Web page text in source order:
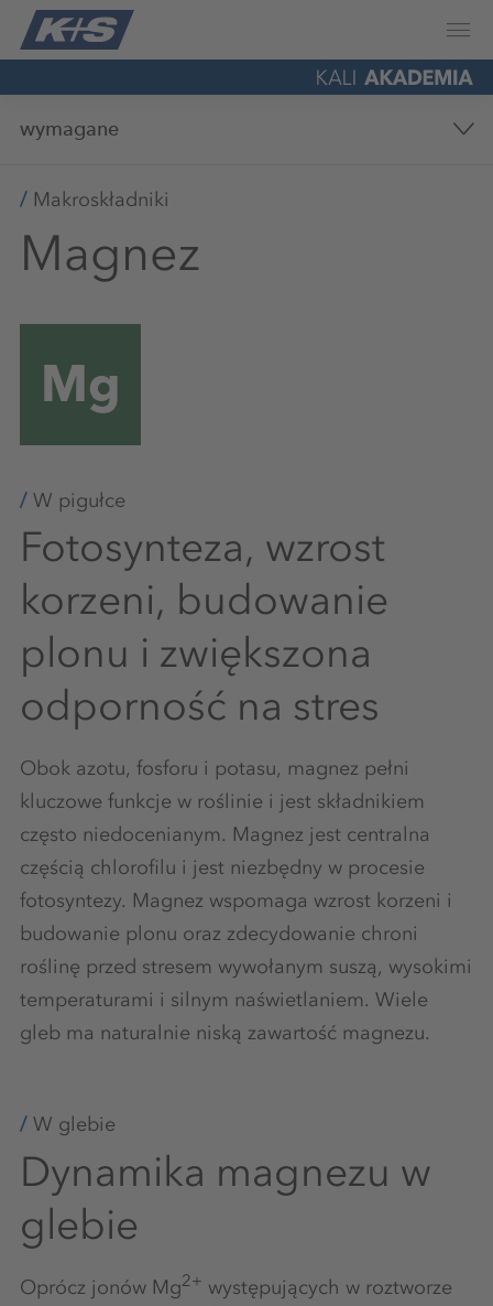
Makroskładniki
Magnez
Mg
wymagane
W pigułce
Fotosynteza, wzrost
korzeni, budowanie
plonu i zwiększona
odporność na stres
Obok azotu, fosforu i potasu, magnez pełni
kluczowe funkcje w roślinie i jest składnikiem
często niedocenianym. Magnez jest centralna
częścią chlorofilu i jest niezbędny w procesie
fotosyntezy. Magnez wspomaga wzrost korzeni i
budowanie plonu oraz zdecydowanie chroni
roślinę przed stresem wywołanym suszą, wysokimi
temperaturami i silnym naświetlaniem. Wiele
gleb ma naturalnie niską zawartość magnezu.
W glebie
Dynamika magnezu w
glebie
Oprócz jonów Mg2+ występujących w roztworze